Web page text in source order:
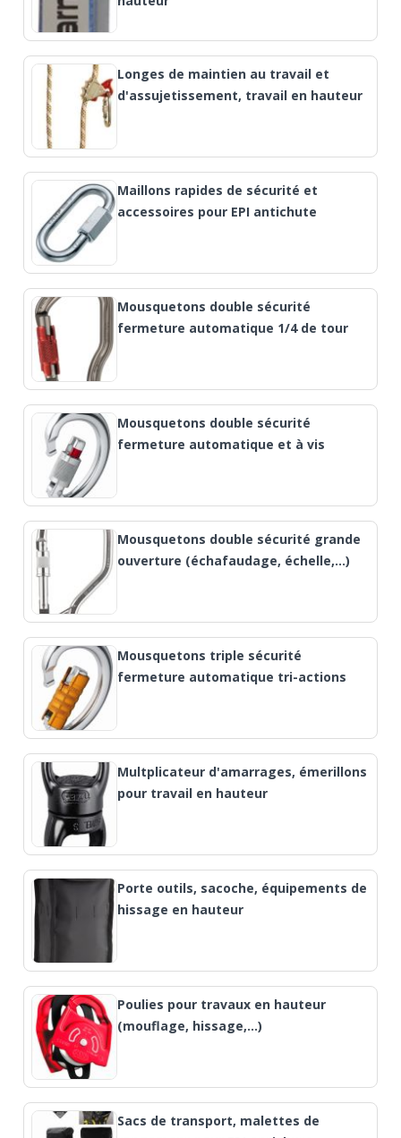
Longes de maintien au travail et
d'assujetissement, travail en hauteur
Maillons rapides de sécurité et
accessoires pour EPI antichute
Mousquetons double sécurité
fermeture automatique 1/4 de tour
Mousquetons double sécurité
fermeture automatique et à vis
Mousquetons double sécurité grande
ouverture (échafaudage, échelle,…)
Mousquetons triple sécurité
fermeture automatique tri-actions
Multplicateur d'amarrages, émerillons
pour travail en hauteur
Porte outils, sacoche, équipements de
hissage en hauteur
Poulies pour travaux en hauteur
(mouflage, hissage,…)
Sacs de transport, malettes de